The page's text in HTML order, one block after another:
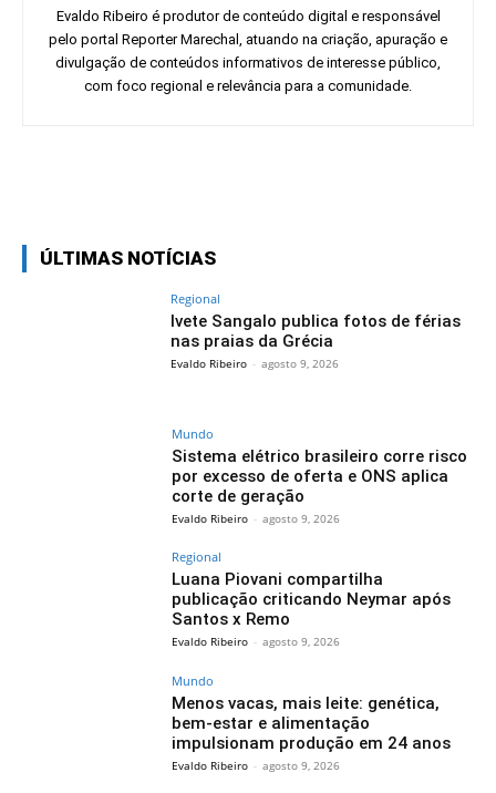
Evaldo Ribeiro é produtor de conteúdo digital e responsável
pelo portal Reporter Marechal, atuando na criação, apuração e
divulgação de conteúdos informativos de interesse público,
com foco regional e relevância para a comunidade.
ÚLTIMAS NOTÍCIAS
Regional
Ivete Sangalo publica fotos de férias
nas praias da Grécia
Evaldo Ribeiro - agosto 9, 2026
Mundo
Sistema elétrico brasileiro corre risco
por excesso de oferta e ONS aplica
corte de geração
Evaldo Ribeiro - agosto 9, 2026
Regional
Luana Piovani compartilha
publicação criticando Neymar após
Santos x Remo
Evaldo Ribeiro - agosto 9, 2026
Mundo
Menos vacas, mais leite: genética,
bem-estar e alimentação
impulsionam produção em 24 anos
Evaldo Ribeiro - agosto 9, 2026